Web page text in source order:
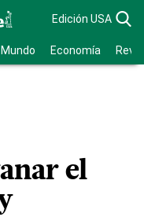
Edición USA
Mundo Economía
el